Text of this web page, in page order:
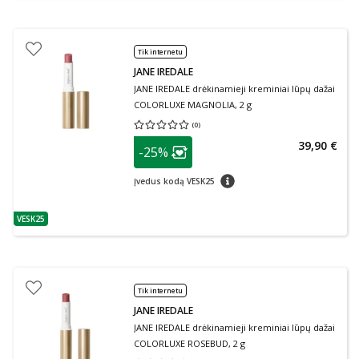
patarimas
VESK25
Tik internetu
JANE IREDALE
JANE IREDALE drėkinamieji kreminiai lūpų dažai
COLORLUXE MAGNOLIA, 2 g
(0)
Vidutinis įvertinimas 0.00
patarimas
Lojalumo klubo narių nuolaida
-25%
Įvedus kodą VESK25 patarimas
39,90 €
Tik internetu
JANE IREDALE
JANE IREDALE drėkinamieji kreminiai lūpų dažai
COLORLUXE ROSEBUD, 2 g